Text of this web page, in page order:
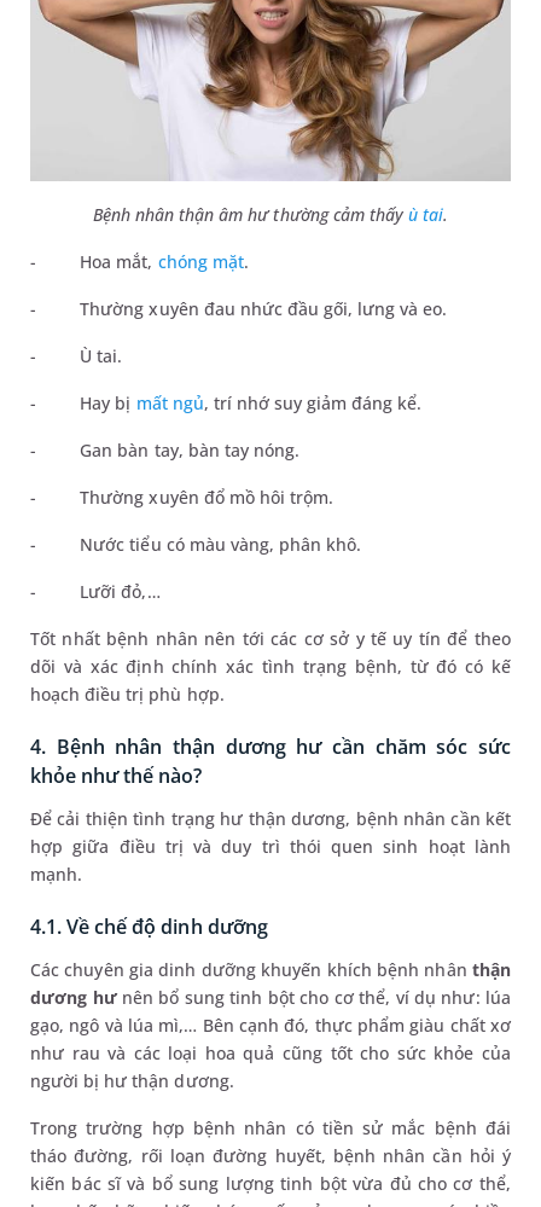
Bệnh nhân thận âm hư thường cảm thấy ù tai.
- Hoa mắt, chóng mặt.
- Thường xuyên đau nhức đầu gối, lưng và eo.
- Ù tai.
- Hay bị mất ngủ, trí nhớ suy giảm đáng kể.
- Gan bàn tay, bàn tay nóng.
- Thường xuyên đổ mồ hôi trộm.
- Nước tiểu có màu vàng, phân khô.
- Lưỡi đỏ,…
Tốt nhất bệnh nhân nên tới các cơ sở y tế uy tín để theo
dõi và xác định chính xác tình trạng bệnh, từ đó có kế
hoạch điều trị phù hợp.
4. Bệnh nhân thận dương hư cần chăm sóc sức
khỏe như thế nào?
Để cải thiện tình trạng hư thận dương, bệnh nhân cần kết
hợp giữa điều trị và duy trì thói quen sinh hoạt lành
mạnh.
4.1. Về chế độ dinh dưỡng
Các chuyên gia dinh dưỡng khuyến khích bệnh nhân thận
dương hưnên bổ sung tinh bột cho cơ thể, ví dụ như: lúa
gạo, ngô và lúa mì,… Bên cạnh đó, thực phẩm giàu chất xơ
như rau và các loại hoa quả cũng tốt cho sức khỏe của
người bị hư thận dương.
Trong trường hợp bệnh nhân có tiền sử mắc bệnh đái
tháo đường, rối loạn đường huyết, bệnh nhân cần hỏi ý
kiến bác sĩ và bổ sung lượng tinh bột vừa đủ cho cơ thể,